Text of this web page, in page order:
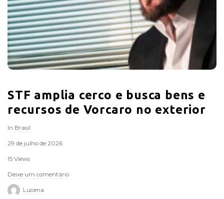
r
o
STF amplia cerco e busca bens e
recursos de Vorcaro no exterior
In Brasil
29 de julho de 2026
15 Views
Deixe um comentário
Lucena